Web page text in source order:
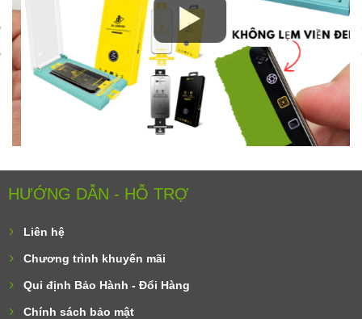
HƯỚNG DẪN - HỖ TRỢ
Liên hệ
Chương trình khuyến mãi
Qui định Bảo Hành - Đổi Hàng
Chính sách bảo mật